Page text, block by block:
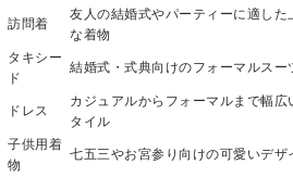
訪問着
友人の結婚式やパーティーに適した
な着物
タキシー
ド
結婚式・式典向けのフォーマルスー
ドレス
カジュアルからフォーマルまで幅広
タイル
子供用着
物
七五三やお宮参り向けの可愛いデザ